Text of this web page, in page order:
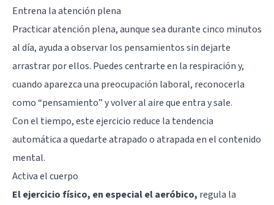
Entrena la atención plena
Practicar atención plena, aunque sea durante cinco minutos
al día, ayuda a observar los pensamientos sin dejarte
arrastrar por ellos. Puedes centrarte en la respiración y,
cuando aparezca una preocupación laboral, reconocerla
como “pensamiento” y volver al aire que entra y sale.
Con el tiempo, este ejercicio reduce la tendencia
automática a quedarte atrapado o atrapada en el contenido
mental.
Activa el cuerpo
Elejercicio físico, en especial el aeróbico, regula la